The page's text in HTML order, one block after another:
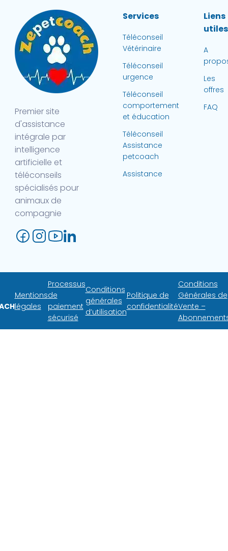
Premier site
d'assistance
intégrale par
intelligence
artificielle et
téléconseils
spécialisés pour
animaux de
compagnie
Services
Téléconseil
Vétérinaire
Téléconseil
urgence
Téléconseil
comportement
et éducation
Téléconseil
Assistance
petcoach
Assistance
Liens
utiles
A
Les
offres
FAQ
Mentions
légales
Processus
de
paiement
sécurisé
Conditions
générales
d’utilisation
Politique de
confidentialité
Conditions
Générales de
Vente –